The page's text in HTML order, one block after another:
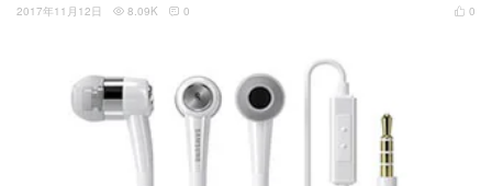
 0
2017年11月12日  8.09K  0